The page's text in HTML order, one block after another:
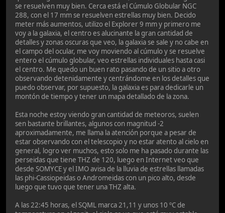
se resuelven muy bien. Cerca está el Cúmulo Globular NGC
288, con el 17 mm se resuelven estrellas muy bien. Decido
meter más aumentos, utilizo el Explorer 9 mm y primero me
voy a la galaxia, el centro es alucinante la gran cantidad de
detalles y zonas oscuras que veo, la galaxia se sale y no cabe en
el campo del ocular, me voy moviendo al cúmulo y se resuelve
entero el cúmulo globular, veo estrellas individuales hasta casi
el centro. Me quedo un buen rato pasando de un sitio a otro
observando detenidamente y centrándome en los detalles que
puedo observar, por supuesto, la galaxia es para dedicarle un
montón de tiempo y tener un mapa detallado de la zona.
Esta noche estoy viendo gran cantidad de meteoros, suelen
sen bastante brillantes, algunos con magnitud -2
aproximadamente, me llama la atención porque a pesar de
estar observando con el telescopio y no estar atento al cielo en
general, logro ver muchos, esto solo me ha pasado durante las
perseidas que tiene THZ de 120, luego en Internet veo que
desde SOMYCE y el IMO avisa de la lluvia de estrellas llamadas
las phi-Cassiopeidas o Andromeidas con un pico alto, desde
luego que tuvo que tener una THZ alta.
A las 22:45 horas, el SQML marca 21,11 y unos 10 ºC de